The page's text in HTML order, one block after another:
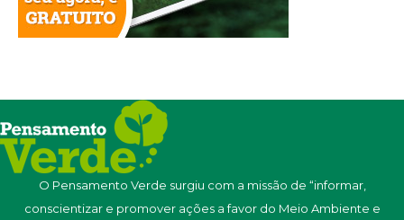
O Pensamento Verde surgiu com a missão de “informar,
conscientizar e promover ações a favor do Meio Ambiente e